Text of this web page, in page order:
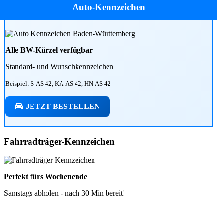
Auto-Kennzeichen
Alle BW-Kürzel verfügbar
Standard- und Wunschkennzeichen
Beispiel: S-AS 42, KA-AS 42, HN-AS 42
JETZT BESTELLEN
Fahrradträger-Kennzeichen
Perfekt fürs Wochenende
Samstags abholen - nach 30 Min bereit!